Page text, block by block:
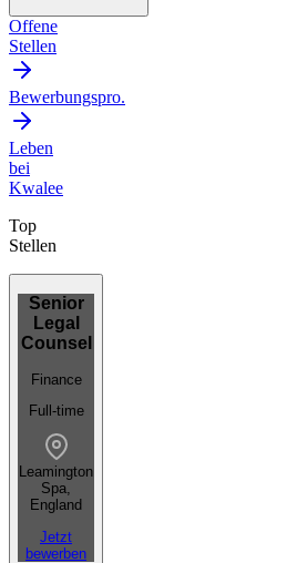
Offene
Stellen
Bewerbungspro.
Leben
bei
Kwalee
Top
Stellen
Senior
Legal
Counsel
Finance
Full-time
Leamington
Spa,
England
Jetzt
bewerben